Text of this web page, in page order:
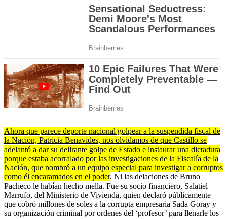
Ahora que parece deporte nacional golpear a la suspendida fiscal de
la Nación, Patricia Benavides, nos olvidamos de que Castillo se
adelantó a dar su delirante golpe de Estado e instaurar una dictadura
porque estaba acorralado por las investigaciones de la Fiscalía de la
Nación, que nombró a un equipo especial para investigar a corruptos
como él encaramados en el poder. Ni las delaciones de Bruno
Pacheco le habían hecho mella. Fue su socio financiero, Salatiel
Marrufo, del Ministerio de Vivienda, quien declaró públicamente
que cobró millones de soles a la corrupta empresaria Sada Goray y
su organización criminal por ordenes del ‘profesor’ para llenarle los